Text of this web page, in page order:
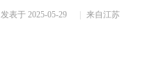
发表于 2025-05-29 来自江苏